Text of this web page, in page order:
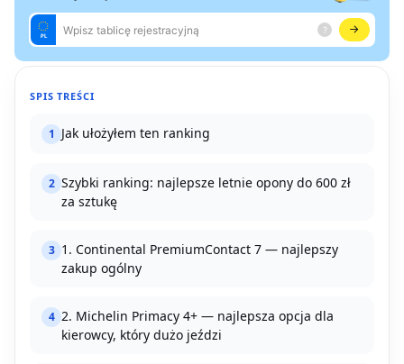
SPIS TREŚCI
1 Jak ułożyłem ten ranking
2 Szybki ranking: najlepsze letnie opony do 600 zł
za sztukę
3 1. Continental PremiumContact 7 — najlepszy
zakup ogólny
4 2. Michelin Primacy 4+ — najlepsza opcja dla
kierowcy, który dużo jeździ